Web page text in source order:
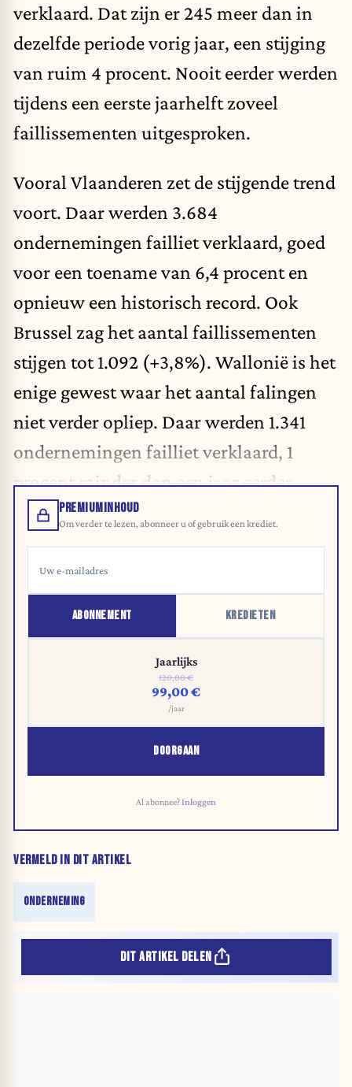
verklaard. Dat zijn er 245 meer dan in
dezelfde periode vorig jaar, een stijging
van ruim 4 procent. Nooit eerder werden
tijdens een eerste jaarhelft zoveel
faillissementen uitgesproken.
Vooral Vlaanderen zet de stijgende trend
voort. Daar werden 3.684
ondernemingen failliet verklaard, goed
voor een toename van 6,4 procent en
opnieuw een historisch record. Ook
Brussel zag het aantal faillissementen
stijgen tot 1.092 (+3,8%). Wallonië is het
enige gewest waar het aantal falingen
niet verder opliep. Daar werden 1.341
ondernemingen failliet verklaard, 1
procent minder dan een jaar eerder.
PREMIUMINHOUD
Om verder te lezen, abonneer u of gebruik een krediet.
ABONNEMENT KREDIETEN
Jaarlijks
120,00 €
99,00 €
/jaar
DOORGAAN
Al abonnee?Inloggen
VERMELD IN DIT ARTIKEL
ONDERNEMING
DIT ARTIKEL DELEN